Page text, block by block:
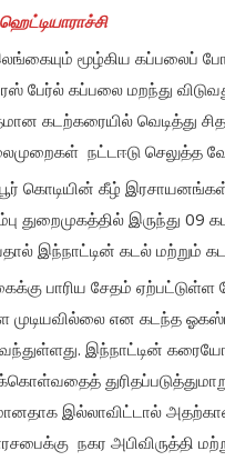
மூழ்கிய கப்பலைப்
பேர்ல் கப்பலை மறந்து
கடற்கரையில் வெடித்து
நட்டஈடு செலுத்த
கொடியின் கீழ்
துறைமுகத்தில் இருந்து
இந்நாட்டின் கடல் மற்றும்
பாரிய சேதம் ஏற்பட்டுள்ள
என கடந்த ஓகஸ்ட்
இந்நாட்டின்
இல்லாவிட்டால் அதற்கான
நகர அபிவிருத்தி